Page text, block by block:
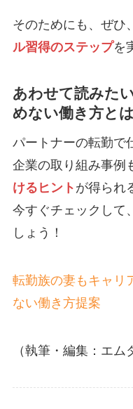
そのためにも、ぜひ
ル習得のステップを
あわせて読みた
めない働き方と
パートナーの転勤で
企業の取り組み事例
けるヒント が得られ
今すぐチェックして
しょう！
転勤族の妻もキャリ
ない働き方提案
（執筆・編集：エム